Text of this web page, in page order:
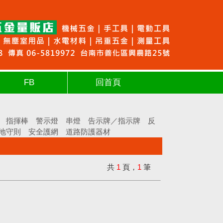
FB 回首頁
指揮棒 警示燈 串燈 告示牌／指示牌
反
守則 安全護網 道路防護器材
共 1 頁， 1 筆